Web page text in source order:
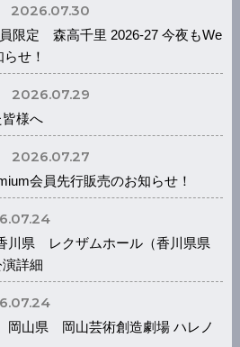
2026.07.30
限定 森高千里 2026-27 今夜もWe
せ！
2026.07.29
様へ
2026.07.27
会員先行販売のお知らせ！
川県 レクザムホール（香川県県
詳細
岡山県 岡山芸術創造劇場 ハレノ